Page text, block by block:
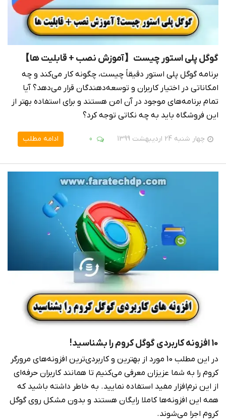
گوگل پلی استور چیست【آموزش نصب + قابلیت ها】
برنامه گوگل پلی استور دقیقاً چیست، چگونه کار می‌کند و چه
امکاناتی در اختیار کاربران و توسعه‌دهندگان قرار می‌دهد؟ آیا
تمام برنامه‌های موجود در آن امن هستند و برای استفاده بهتر از
این فروشگاه باید به چه نکاتی توجه کرد؟
چهار شنبه 24 اردیبهشت 1399 0 ادامه مطلب
10 افزونه کاربردی گوگل کروم را بشناسید!
در این مطلب 10 مورد از بهترین و کاربردی‌ترین افزونه‌های مرورگر
کروم را به شما عزیزان معرفی می‌کنیم تا همانند کاربران حرفه‌ای
از این نرم‌افزار مفید استفاده نمایید. به خاطر داشته باشید که
همه این افزونه‌ها کاملا رایگان هستند و بدون مشکل روی گوگل
کروم اجرا می‌شوند.